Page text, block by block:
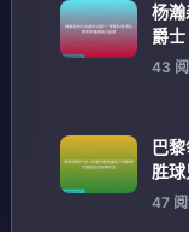
杨瀚
爵
友
43
巴
胜
可
47